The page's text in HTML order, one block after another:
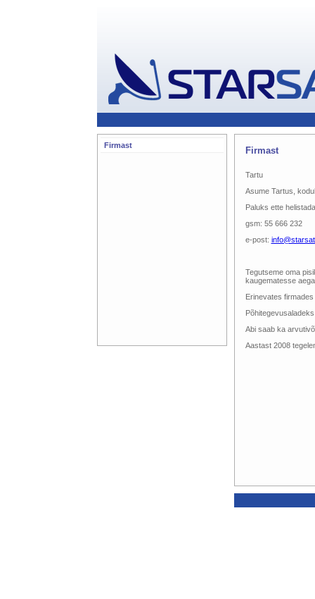
Firmast Firmast
Tartu
Asume Tartus,
Paluks ette
gsm: 55 666 232
e-post:
Tegutseme oma
kaugematesse
Erinevates
Abi saab ka
Aastast 2008